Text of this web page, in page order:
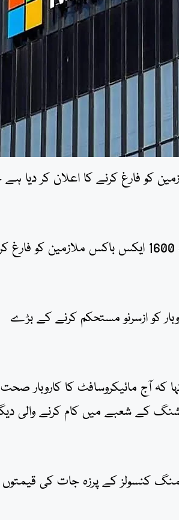
کی دبنگ کمپنی مائیکروسافٹ نے دنیا بھر میں تقریباً 4800 ملازمین کو فارغ کرنے کا اعلان کر
سب سے زیادہ بری خبر ایکس باکس ڈویژن کے لیے ہے۔ کمپنی نے اب تک 1600 ایکس باکس ملازمین کو
کو ازسرنو مستحکم کرنے کے بڑے
آج مائیکروسافٹ کا کاروبار
کے شعبے میں کام کرنے والی
کنسولز کے پرزہ جات کی